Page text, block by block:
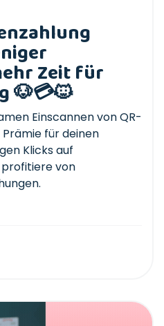
Zeit für
🐶💳🐱
Einscannen von QR-
für deinen
Klicks auf
von